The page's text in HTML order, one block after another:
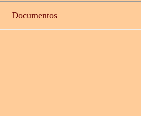
Documentos